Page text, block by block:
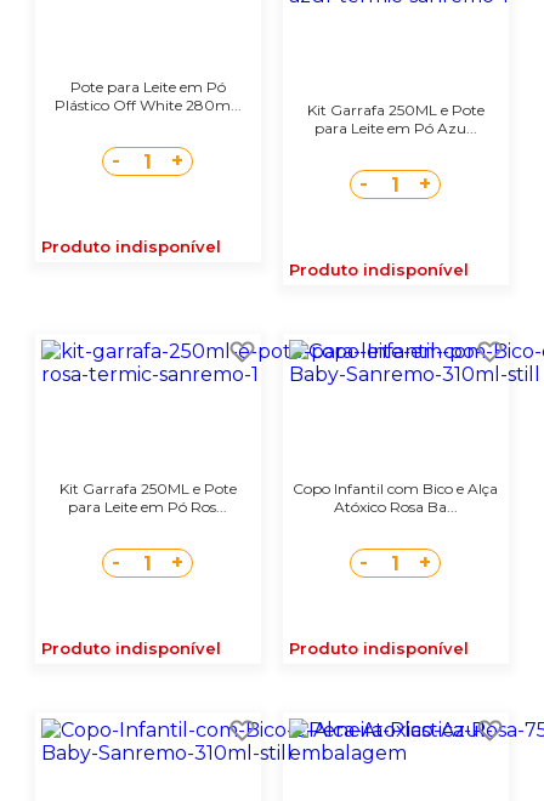
Pote para Leite em Pó
Plástico Off White 280m...
- 1 +
Produto indisponível
Kit Garrafa 250ML e Pote
para Leite em Pó Azu...
- 1 +
Produto indisponível
Kit Garrafa 250ML e Pote
para Leite em Pó Ros...
- 1 +
Produto indisponível
Copo Infantil com Bico e Alça
Atóxico Rosa Ba...
- 1 +
Produto indisponível